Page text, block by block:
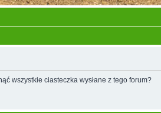
wszystkie ciasteczka wysłane z tego forum?